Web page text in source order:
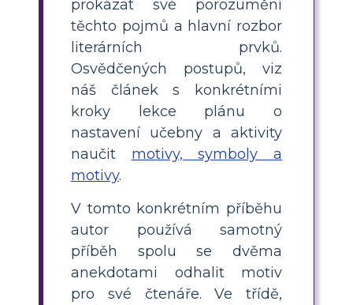
prokázat své porozumění
těchto pojmů a hlavní rozbor
literárních prvků.
Osvědčených postupů, viz
náš článek s konkrétními
kroky lekce plánu o
nastavení učebny a aktivity
naučit motivy, symboly a
motivy.
V tomto konkrétním příběhu
autor používá samotný
příběh spolu se dvěma
anekdotami odhalit motiv
pro své čtenáře. Ve třídě,